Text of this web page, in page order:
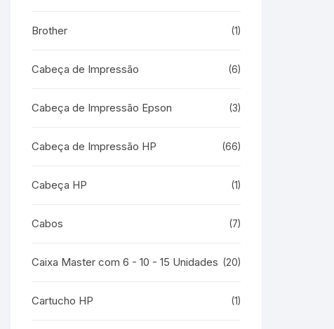
Brother (1)
Cabeça de Impressão (6)
Cabeça de Impressão Epson (3)
Cabeça de Impressão HP (66)
Cabeça HP (1)
Cabos (7)
Caixa Master com 6 - 10 - 15 Unidades (20)
Cartucho HP (1)